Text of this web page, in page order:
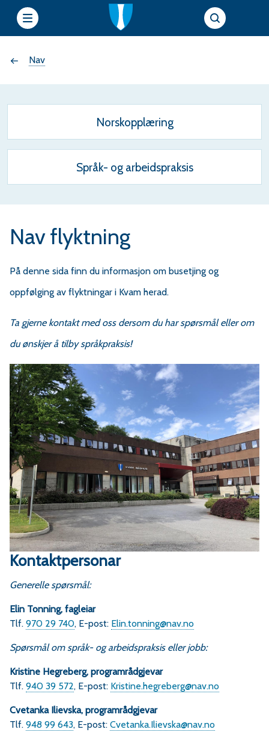
e
t
s
i
d
e
r
h
e
r
a
d
Du
er
Nav
Norskopplæring
Språk- og arbeidspraksis
Nav flyktning
På denne sida finn du informasjon om busetjing og
oppfølging av flyktningar i Kvam herad.
Ta gjerne kontakt med oss dersom du har spørsmål eller om
du ønskjer å tilby språkpraksis!
Kontaktpersonar
Generelle spørsmål:
Elin Tonning, fagleiar
Tlf. 970 29 740, E-post: Elin.tonning@nav.no
Spørsmål om språk- og arbeidspraksis eller jobb:
Kristine Hegreberg, programrådgjevar
Tlf. 940 39 572, E-post: Kristine.hegreberg@nav.no
Cvetanka Ilievska, programrådgjevar
Tlf. 948 99 643, E-post: Cvetanka.Ilievska@nav.no